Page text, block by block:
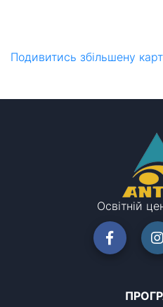
Подивитись збільшену
Освітній